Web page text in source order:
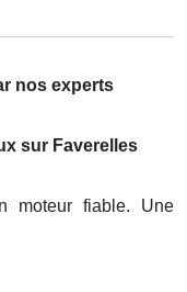
nos experts
sur Faverelles
moteur fiable. Une